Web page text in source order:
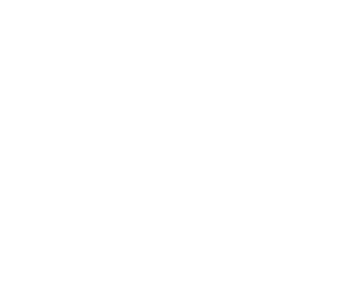
Therapieform können oft
grundlegenden Haltung
diese entwickelt haben,
Betrachten wir die